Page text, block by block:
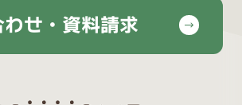
わせ・資料請求